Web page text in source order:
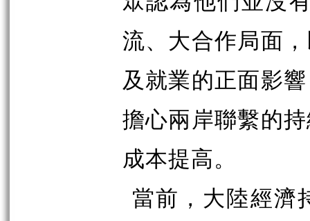
流、大合作局面
及就業的正面影
擔心兩岸聯繫的
成本提高。
當前，大陸經濟